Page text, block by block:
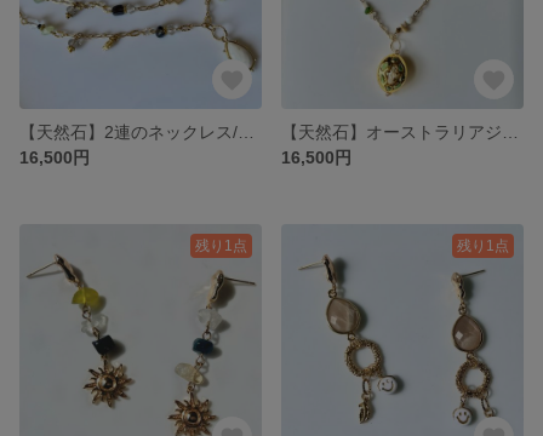
16,500円
16,500円
残り1点 残り1点